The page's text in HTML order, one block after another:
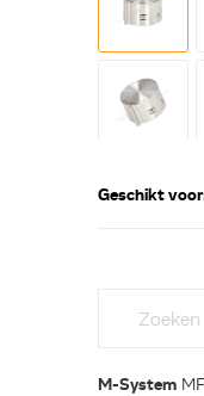
Geschikt
M-System